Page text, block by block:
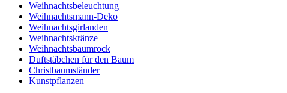
Weihnachtsbeleuchtung
Weihnachtsmann-Deko
Weihnachtsgirlanden
Weihnachtskränze
Weihnachtsbaumrock
Duftstäbchen für den Baum
Christbaumständer
Kunstpflanzen